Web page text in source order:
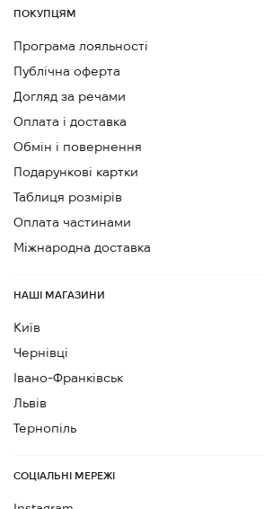
ПОКУПЦЯМ
Програма лояльності
Публічна оферта
Догляд за речами
Оплата і доставка
Обмін і повернення
Подарункові картки
Таблиця розмірів
Оплата частинами
Міжнародна доставка
НАШІ МАГАЗИНИ
Київ
Чернівці
Івано-Франківськ
Львів
Тернопіль
СОЦІАЛЬНІ МЕРЕЖІ